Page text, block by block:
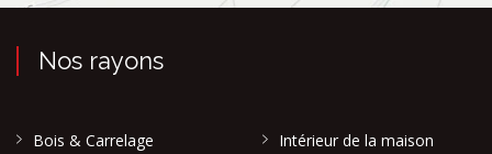
Nos rayons
Bois & Carrelage
Intérieur de la maison